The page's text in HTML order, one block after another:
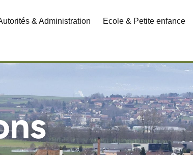
& Administration Ecole & Petite enfance